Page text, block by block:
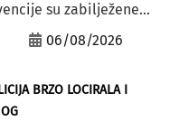
su zabilježene...
06/08/2026
BRZO LOCIRALA I